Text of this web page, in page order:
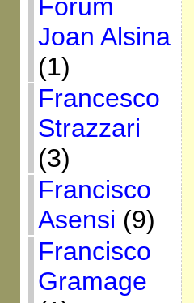
Fórum
Joan Alsina
(1)
Francesco
Strazzari
(3)
Francisco
Asensi (9)
Francisco
Gramage